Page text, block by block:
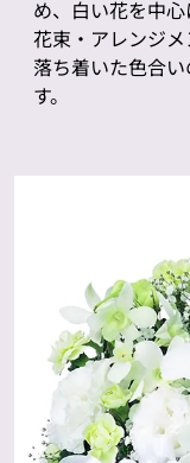
め、白い花を中
花束・アレンジメ
落ち着いた色合
す。